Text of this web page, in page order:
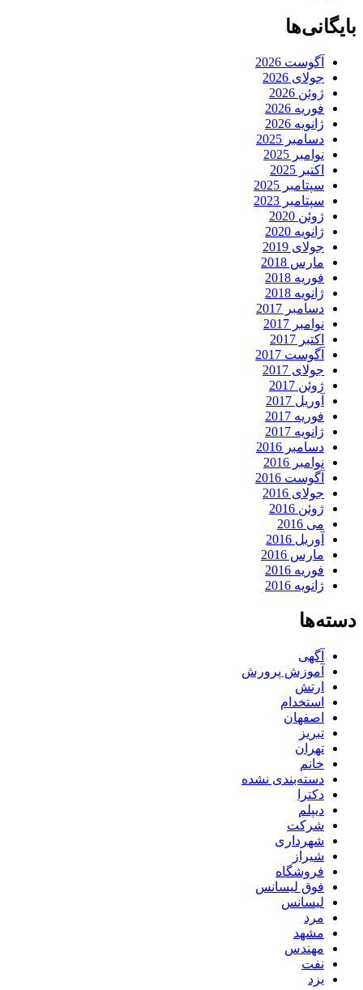
بایگانی‌ها
آگوست 2026
جولای 2026
ژوئن 2026
فوریه 2026
ژانویه 2026
دسامبر 2025
نوامبر 2025
اکتبر 2025
سپتامبر 2025
سپتامبر 2023
ژوئن 2020
ژانویه 2020
جولای 2019
مارس 2018
فوریه 2018
ژانویه 2018
دسامبر 2017
نوامبر 2017
اکتبر 2017
آگوست 2017
جولای 2017
ژوئن 2017
آوریل 2017
فوریه 2017
ژانویه 2017
دسامبر 2016
نوامبر 2016
آگوست 2016
جولای 2016
ژوئن 2016
می 2016
آوریل 2016
مارس 2016
فوریه 2016
ژانویه 2016
دسته‌ها
آگهی
آموزش پرورش
ارتش
استخدام
اصفهان
تبریز
تهران
خانم
دسته‌بندی نشده
دکترا
دیپلم
شرکت
شهرداری
شیراز
فروشگاه
فوق لیسانس
لیسانس
مرد
مشهد
مهندس
نفت
یزد